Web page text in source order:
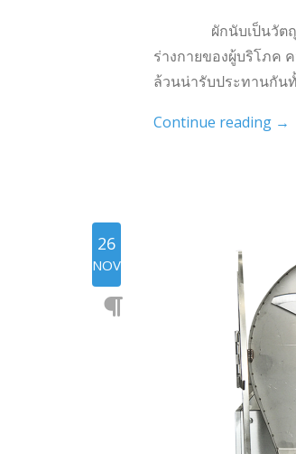
ผักนับเป็นวัตถุดิบส
ร่างกายของผู้บริโภค
ล้วนน่ารับประทานกัน
Continue reading →
26
NOV